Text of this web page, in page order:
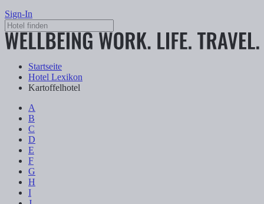
Sign-In
Startseite
Hotel Lexikon
Kartoffelhotel
A
B
C
D
E
F
G
H
I